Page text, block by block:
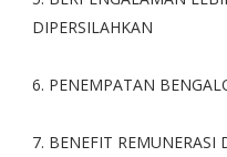
DIPERSILAHKAN
6. PENEMPATAN
7. BENEFIT REMUNERASI